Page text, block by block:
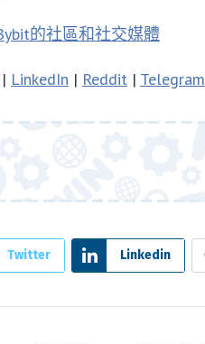
的社區和社交媒體
| LinkedIn | Reddit | Telegram
Twitter Linkedin